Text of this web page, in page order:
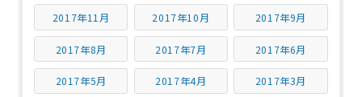
2017年11月 2017年10月 2017年9月
2017年8月 2017年7月 2017年6月
2017年5月 2017年4月 2017年3月